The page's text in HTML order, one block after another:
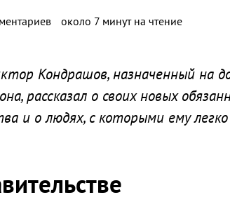
около 7 минут на чтение
Кондрашов, назначенный на
рассказал о своих новых
и о людях, с которыми ему